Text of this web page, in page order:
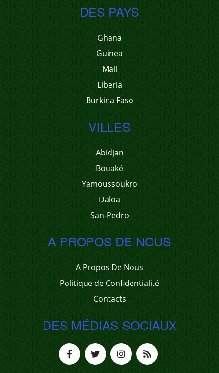
DES PAYS
Ghana
Guinea
Mali
Liberia
Burkina Faso
VILLES
Abidjan
Bouaké
Yamoussoukro
Daloa
San-Pedro
A PROPOS DE NOUS
A Propos De Nous
Politique de Confidentialité
Contacts
DES MÉDIAS SOCIAUX